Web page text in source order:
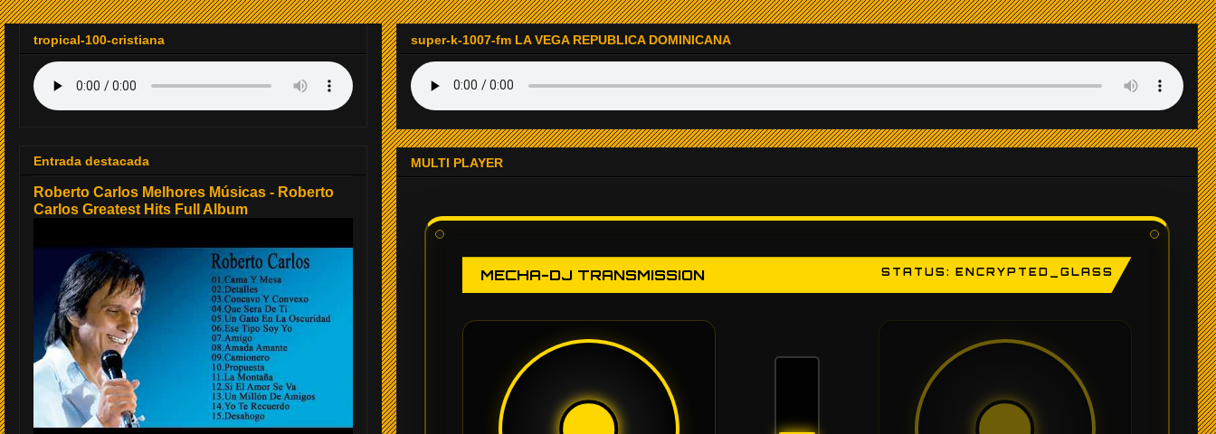
super-k-1007-fm LA VEGA REPUBLICA DOMINICANA
MULTI PLAYER
MECHA-DJ TRANSMISSION STATUS: ENCRYPTED_GLASS
tropical-100-cristiana
Entrada destacada
Roberto Carlos Melhores Músicas - Roberto
Carlos Greatest Hits Full Album